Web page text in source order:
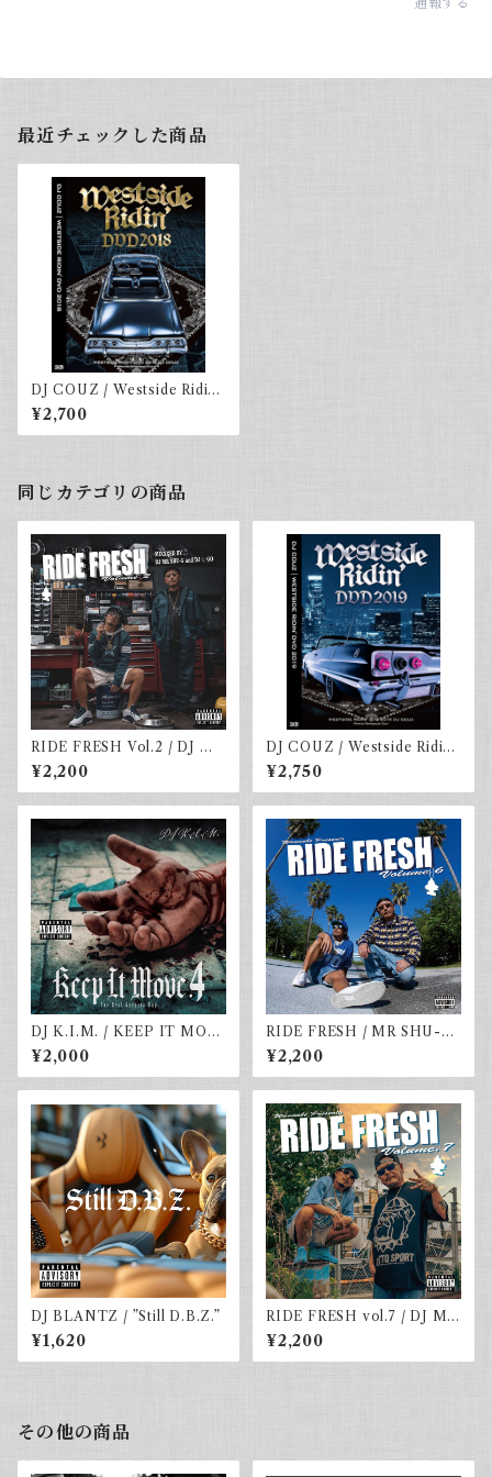
最近チェックした商品
DJ COUZ / Westside Ridin’
DVD 2018
¥2,700
同じカテゴリの商品
RIDE FRESH Vol.2 / DJ M
R.SHU-G & DJ☆GO [特典ス
テッカー付き]
¥2,200
DJ COUZ / Westside Ridin'
DVD 2019
¥2,750
DJ K.I.M. / KEEP IT MOV
E vol.4
¥2,000
RIDE FRESH / MR SHU-G
& DJ☆GO
¥2,200
DJ BLANTZ / ”Still D.B.Z.”
¥1,620
RIDE FRESH vol.7 / DJ MR
SHU-G & DJ☆GO
¥2,200
その他の商品